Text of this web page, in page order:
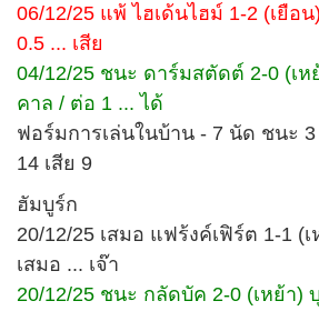
06/12/25 แพ้ ไฮเด้นไฮม์ 1-2 (เยือ
0.5 ... เสีย
04/12/25 ชนะ ดาร์มสตัดต์ 2-0 (เห
คาล / ต่อ 1 ... ได้
ฟอร์มการเล่นในบ้าน - 7 นัด ชนะ
14 เสีย 9
ฮัมบูร์ก
20/12/25 เสมอ แฟร้งค์เฟิร์ต 1-1 (
เสมอ ... เจ๊า
20/12/25 ชนะ กลัดบัค 2-0 (เหย้า)